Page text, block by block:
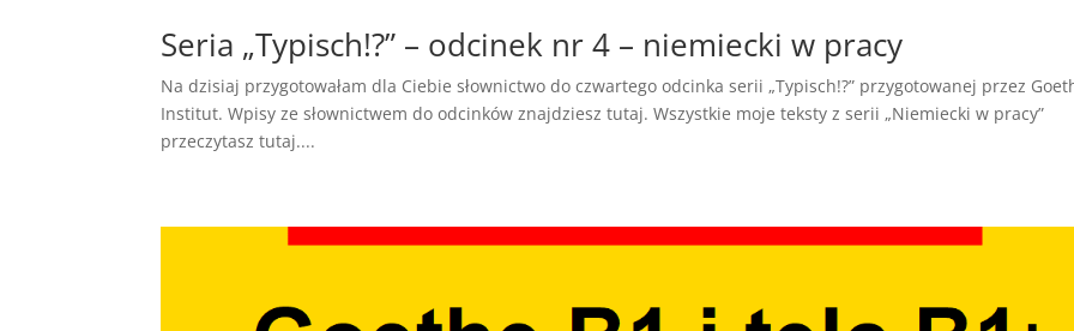
Seria „Typisch!?” – odcinek nr 4 – niemiecki w pracy
Na dzisiaj przygotowałam dla Ciebie słownictwo do czwartego odcinka serii „Typisch!?” przygotowanej przez
Institut. Wpisy ze słownictwem do odcinków znajdziesz tutaj. Wszystkie moje teksty z serii „Niemiecki w pracy”
przeczytasz tutaj....